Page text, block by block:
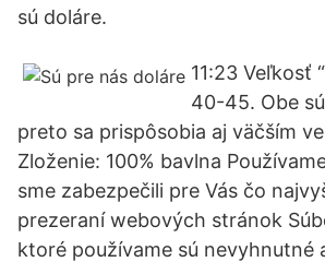
sú doláre.
11:23 Veľkosť
40-45. Obe
preto sa prispôsobia aj väčším
Zloženie: 100% bavlna
sme zabezpečili pre Vás čo
prezeraní webových stránok
ktoré používame sú nevyhnutné